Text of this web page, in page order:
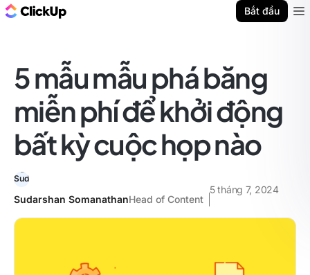
Bắt đầu
5 mẫu mẫu phá băng
miễn phí để khởi động
bất kỳ cuộc họp nào
Sudarshan SomanathanHead of Content
5 tháng 7, 2024